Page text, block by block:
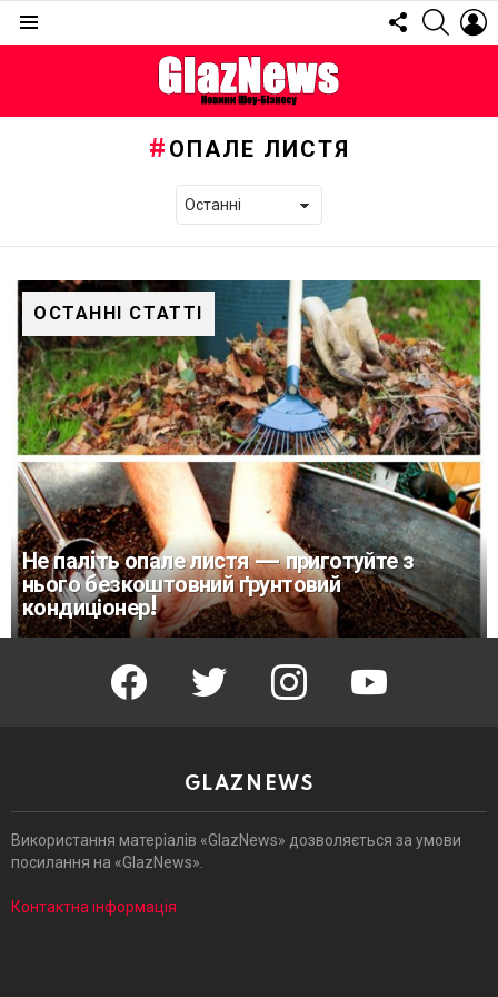
FOLLOW
US
ОПАЛЕ ЛИСТЯ
ОСТАННІ СТАТТІ
Не палiть опале листя — приготуйте з
нього безкоштовний ґрунтовий
кондиціонер!
facebook twitter instagram youtube
GLAZNEWS
Використання матеріалів «GlazNews» дозволяється за умови
посилання на «GlazNews».
Контактна інформація